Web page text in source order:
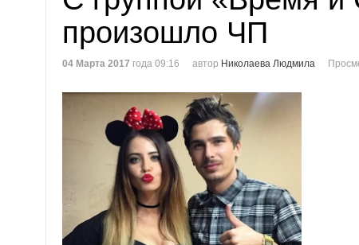
произошло ЧП
04 Марта 2017 года 09:16 автор Николаева Людмила